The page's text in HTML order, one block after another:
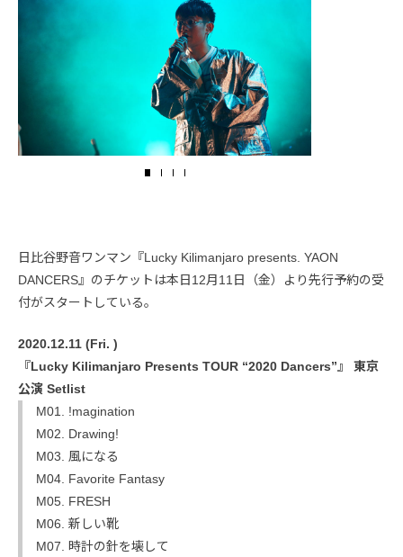
日比谷野音ワンマン『Lucky Kilimanjaro presents. YAON
DANCERS』のチケットは本日12月11日（金）より先行予約の受
付がスタートしている。
2020.12.11 (Fri. )
『Lucky Kilimanjaro Presents TOUR “2020 Dancers”』 東京
公演 Setlist
M01. !magination
M02. Drawing!
M03. 風になる
M04. Favorite Fantasy
M05. FRESH
M06. 新しい靴
M07. 時計の針を壊して